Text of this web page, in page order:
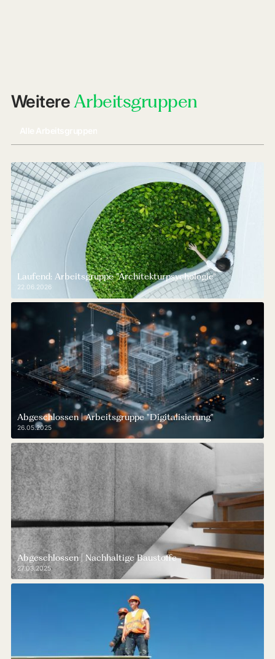
WeitereArbeitsgruppen
Laufend: Arbeitsgruppe "Architekturpsychologie"
22.06.2026
Abgeschlossen | Arbeitsgruppe "Digitalisierung"
26.05.2025
Abgeschlossen | Nachhaltige Baustoffe
27.03.2025